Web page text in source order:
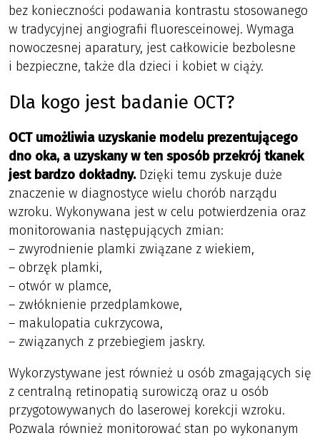
bez konieczności podawania kontrastu stosowanego
w tradycyjnej angiografii fluoresceinowej. Wymaga
nowoczesnej aparatury, jest całkowicie bezbolesne
i bezpieczne, także dla dzieci i kobiet w ciąży.
Dla kogo jest badanie OCT?
OCT umożliwia uzyskanie modelu prezentującego
dno oka, a uzyskany w ten sposób przekrój tkanek
jest bardzo dokładny.Dzięki temu zyskuje duże
znaczenie w diagnostyce wielu chorób narządu
wzroku. Wykonywana jest w celu potwierdzenia oraz
monitorowania następujących zmian:
– zwyrodnienie plamki związane z wiekiem,
– obrzęk plamki,
– otwór w plamce,
– zwłóknienie przedplamkowe,
– makulopatia cukrzycowa,
– związanych z przebiegiem jaskry.
Wykorzystywane jest również u osób zmagających się
z centralną retinopatią surowiczą oraz u osób
przygotowywanych do laserowej korekcji wzroku.
Pozwala również monitorować stan po wykonanym